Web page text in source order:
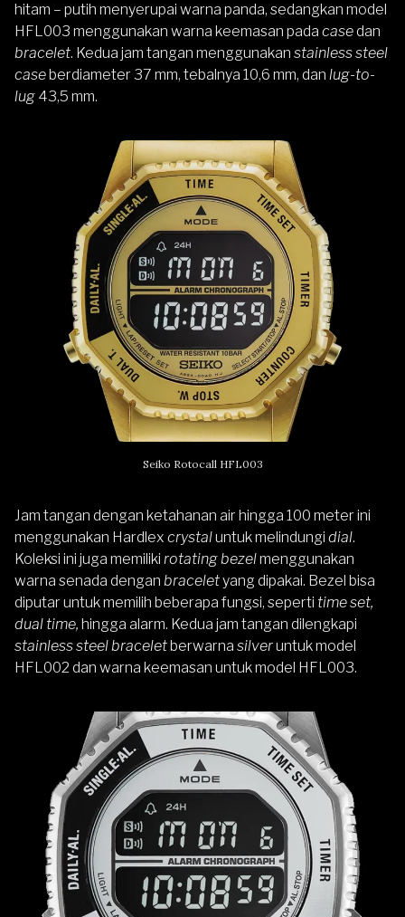
hitam – putih menyerupai warna panda, sedangkan model
HFL003 menggunakan warna keemasan pada casedan
bracelet. Kedua jam tangan menggunakan stainless steel
case berdiameter 37 mm, tebalnya 10,6 mm, dan lug-to-
lug 43,5 mm.
Seiko Rotocall HFL003
Jam tangan dengan ketahanan air hingga 100 meter ini
menggunakan Hardlex crystaluntuk melindungi dial.
Koleksi ini juga memiliki rotating bezelmenggunakan
warna senada dengan braceletyang dipakai. Bezel bisa
diputar untuk memilih beberapa fungsi, seperti time set,
dual time, hingga alarm. Kedua jam tangan dilengkapi
stainless steel braceletberwarna silveruntuk model
HFL002 dan warna keemasan untuk model HFL003.